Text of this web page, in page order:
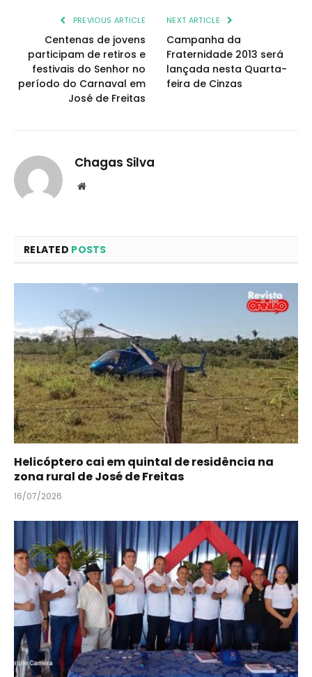
PREVIOUS ARTICLE
Centenas de jovens
participam de retiros e
festivais do Senhor no
período do Carnaval em
José de Freitas
NEXT ARTICLE
Campanha da
Fraternidade 2013 será
lançada nesta Quarta-
feira de Cinzas
Chagas Silva
Website
RELATED POSTS
Helicóptero cai em quintal de residência na
zona rural de José de Freitas
16/07/2026